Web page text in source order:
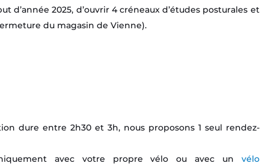
d’année 2025, d’ouvrir 4 créneaux d’études posturales et
du magasin de Vienne).
dure entre 2h30 et 3h, nous proposons 1 seul rendez-
avec votre propre vélo ou avec un vélo